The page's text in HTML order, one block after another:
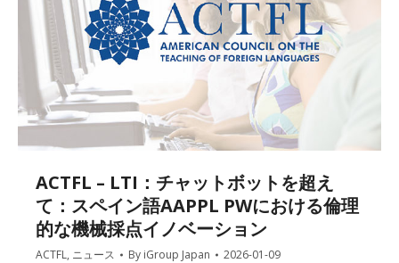
ACTFL – LTI：チャットボットを超え
て：スペイン語AAPPL PWにおける倫理
的な機械採点イノベーション
ACTFL, ニュース By iGroup Japan 2026-01-09